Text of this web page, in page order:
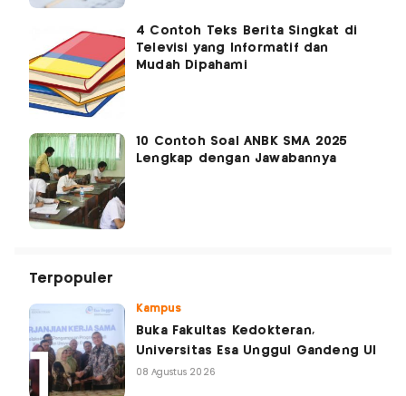
4 Contoh Teks Berita Singkat di
Televisi yang Informatif dan
Mudah Dipahami
10 Contoh Soal ANBK SMA 2025
Lengkap dengan Jawabannya
Terpopuler
Kampus
Buka Fakultas Kedokteran,
Universitas Esa Unggul Gandeng UI
08 Agustus 2026